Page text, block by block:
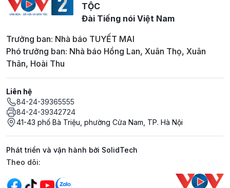
TỘC
Đài Tiếng nói Việt Nam
Trưởng ban: Nhà báo TUYẾT MAI
Phó trưởng ban: Nhà báo Hồng Lan, Xuân Thọ, Xuân
Thân, Hoài Thu
Liên hệ
84-24-39365555
84-24-39342724
41-43 phố Bà Triệu, phường Cửa Nam, TP. Hà Nội
Phát triển và vận hành bởi SolidTech
Mạng xã hội
Theo dõi: